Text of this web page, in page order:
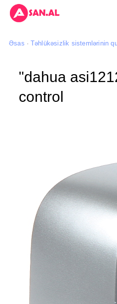
Əsas Təhlükəsizlik sistemlərinin
"dahua
control